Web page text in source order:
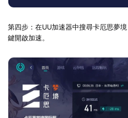
第四步：在UU加速器中搜尋卡厄思夢
鍵開啟加速。